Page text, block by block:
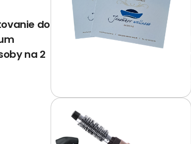
do
na 2